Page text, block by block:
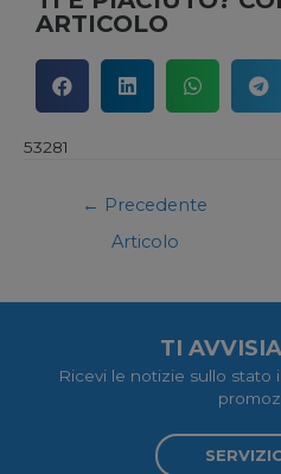
ARTICOLO
53281
← Precedente
Articolo
TI
Ricevi le notizie sullo stato